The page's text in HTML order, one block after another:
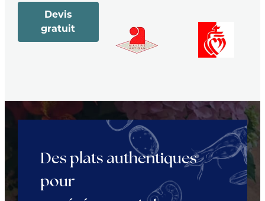
Devis
gratuit
Des plats authentiques
pour